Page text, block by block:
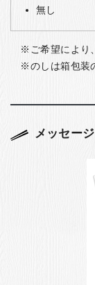
無し
ご希望により
のしは箱包装
メッセー